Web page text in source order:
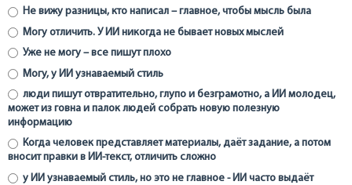
Не вижу разницы, кто написал – главное, чтобы мысль была
Могу отличить. У ИИ никогда не бывает новых мыслей
Уже не могу – все пишут плохо
Могу, у ИИ узнаваемый стиль
люди пишут отвратительно, глупо и безграмотно, а ИИ молодец,
может из говна и палок людей собрать новую полезную
информацию
Когда человек представляет материалы, даёт задание, а потом
вносит правки в ИИ-текст, отличить сложно
у ИИ узнаваемый стиль, но это не главное - ИИ часто выдаёт